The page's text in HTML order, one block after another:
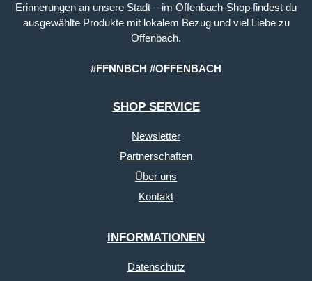
Erinnerungen an unsere Stadt – im Offenbach-Shop findest du
ausgewählte Produkte mit lokalem Bezug und viel Liebe zu
Offenbach.
#FFNNBCH #OFFENBACH
SHOP SERVICE
Newsletter
Partnerschaften
Über uns
Kontakt
INFORMATIONEN
Datenschutz